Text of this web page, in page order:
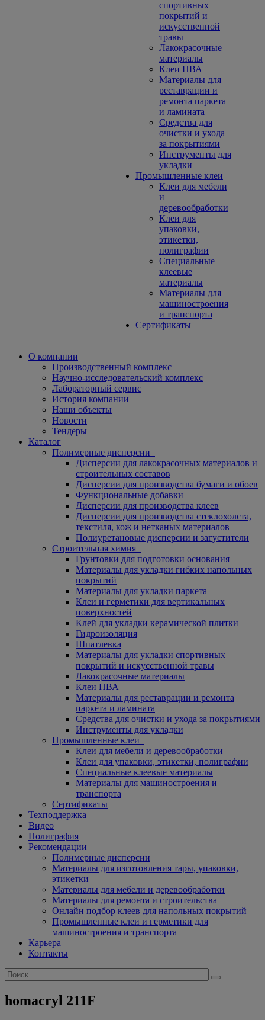
спортивных
покрытий и
искусственной
травы
Лакокрасочные
материалы
Клеи ПВА
Материалы для
реставрации и
ремонта паркета
и ламината
Средства для
очистки и ухода
за покрытиями
Инструменты для
укладки
Промышленные клеи
Клеи для мебели
и
деревообработки
Клеи для
упаковки,
этикетки,
полиграфии
Специальные
клеевые
материалы
Материалы для
машиностроения
и транспорта
Сертификаты
О компании
Производственный комплекс
Научно-исследовательский комплекс
Лабораторный сервис
История компании
Наши объекты
Новости
Тендеры
Каталог
Полимерные дисперсии
Дисперсии для лакокрасочных материалов и
строительных составов
Дисперсии для производства бумаги и обоев
Функциональные добавки
Дисперсии для производства клеев
Дисперсии для производства стеклохолста,
текстиля, кож и нетканых материалов
Полиуретановые дисперсии и загустители
Строительная химия
Грунтовки для подготовки основания
Материалы для укладки гибких напольных
покрытий
Материалы для укладки паркета
Клеи и герметики для вертикальных
поверхностей
Клей для укладки керамической плитки
Гидроизоляция
Шпатлевка
Материалы для укладки спортивных
покрытий и искусственной травы
Лакокрасочные материалы
Клеи ПВА
Материалы для реставрации и ремонта
паркета и ламината
Средства для очистки и ухода за покрытиями
Инструменты для укладки
Промышленные клеи
Клеи для мебели и деревообработки
Клеи для упаковки, этикетки, полиграфии
Специальные клеевые материалы
Материалы для машиностроения и
транспорта
Сертификаты
Техподдержка
Видео
Полиграфия
Рекомендации
Полимерные дисперсии
Материалы для изготовления тары, упаковки,
этикетки
Материалы для мебели и деревообработки
Материалы для ремонта и строительства
Онлайн подбор клеев для напольных покрытий
Промышленные клеи и герметики для
машиностроения и транспорта
Карьера
Контакты
homacryl 211F